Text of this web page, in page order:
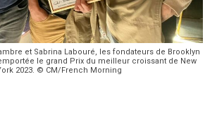
et Sabrina Labouré, les fondateurs de Brooklyn
le grand Prix du meilleur croissant de New
2023. © CM/French Morning